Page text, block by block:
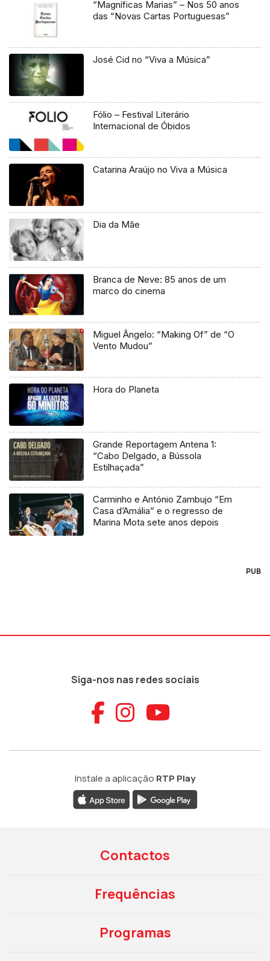
“Magníficas Marias” – Nos 50 anos
das “Novas Cartas Portuguesas”
José Cid no “Viva a Música”
Fólio – Festival Literário
Internacional de Óbidos
Catarina Araújo no Viva a Música
Dia da Mãe
Branca de Neve: 85 anos de um
marco do cinema
Miguel Ângelo: “Making Of” de “O
Vento Mudou”
Hora do Planeta
Grande Reportagem Antena 1:
“Cabo Delgado, a Bússola
Estilhaçada”
Carminho e António Zambujo “Em
Casa d’Amália” e o regresso de
Marina Mota sete anos depois
PUB
Siga-nos nas redes sociais
Aceder ao
Aceder ao
Aceder
Instale a aplicação RTP Play
Contactos
Frequências
Programas